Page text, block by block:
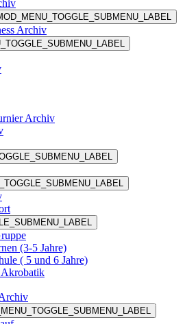
Archiv
Archiv
(3-5 Jahre)
( 5 und 6 Jahre)